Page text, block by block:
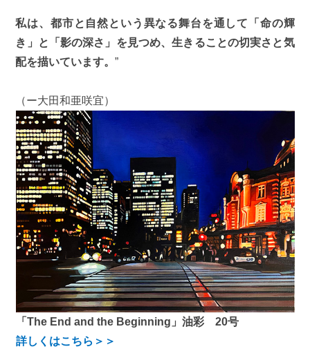
私は、都市と自然という異なる舞台を通して「命の輝
き」と「影の深さ」を見つめ、生きることの切実さと気
配を描いています。”
（ー大田和亜咲宜）
「The End and the Beginning」油彩 20号
詳しくはこちら＞＞